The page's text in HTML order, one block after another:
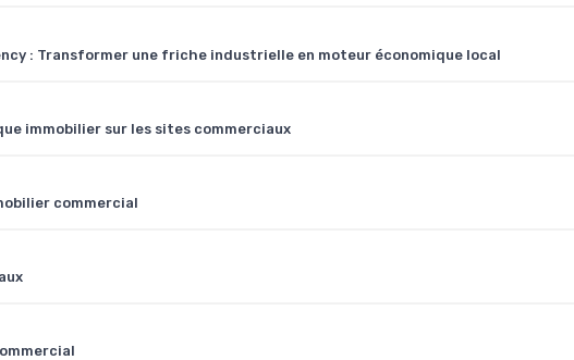
: Transformer une friche industrielle en moteur économique local
immobilier sur les sites commerciaux
commercial